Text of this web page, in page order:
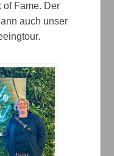
of Fame. Der
auch unser